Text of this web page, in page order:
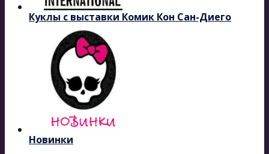
Куклы с выставки Комик Кон Сан-Диего
Новинки